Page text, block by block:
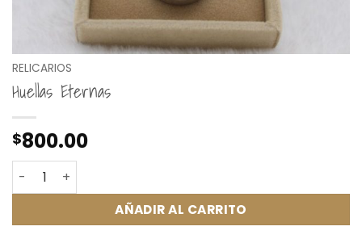
RELICARIOS
Huellas Eternas
$800.00
Huellas Eternas cantidad
AÑADIR AL CARRITO